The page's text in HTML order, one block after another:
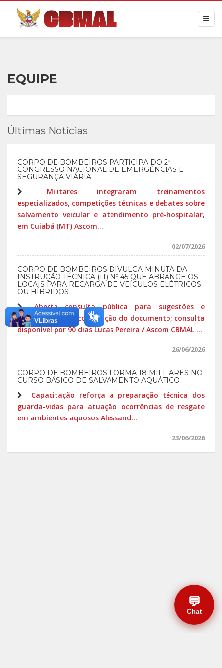
EQUIPE
Últimas Notícias
CORPO DE BOMBEIROS PARTICIPA DO 2º
CONGRESSO NACIONAL DE EMERGÊNCIAS E
SEGURANÇA VIÁRIA
Militares integraram treinamentos
especializados, competições técnicas e debates sobre
salvamento veicular e atendimento pré-hospitalar,
em Cuiabá (MT) Ascom...
02/07/2026
CORPO DE BOMBEIROS DIVULGA MINUTA DA
INSTRUÇÃO TÉCNICA (IT) Nº 45 QUE ABRANGE OS
LOCAIS PARA RECARGA DE VEÍCULOS ELÉTRICOS
OU HÍBRIDOS
Aberta consulta pública para sugestões e
contribuições na construção do documento; consulta
disponível por 90 dias Lucas Pereira / Ascom CBMAL ...
26/06/2026
CORPO DE BOMBEIROS FORMA 18 MILITARES NO
CURSO BÁSICO DE SALVAMENTO AQUÁTICO
Capacitação reforça a preparação técnica dos
guarda-vidas para atuação ocorrências de resgate
em ambientes aquosos Alessand...
23/06/2026
💬
Chat